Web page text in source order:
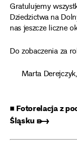
Gratulujemy
Dziedzictwa na
nas jeszcze liczne
Do zobaczenia za
Marta
■ Fotorelacja z
Śląsku ➸